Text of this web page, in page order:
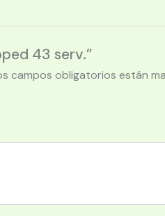
43 serv.”
campos obligatorios están